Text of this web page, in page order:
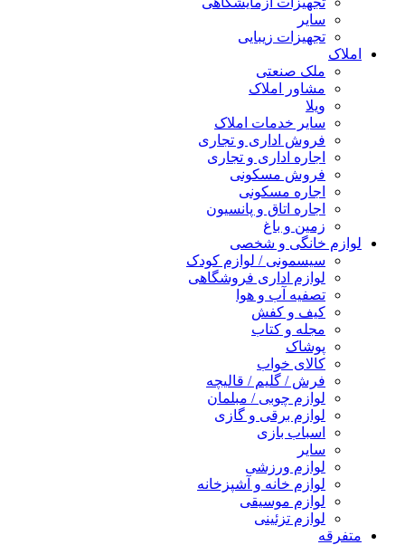
سایر
تجهیزات زیبایی
املاک
ملک صنعتی
مشاور املاک
ویلا
سایر خدمات املاک
فروش اداری و تجاری
اجاره اداری و تجاری
فروش مسکونی
اجاره مسکونی
اجاره اتاق و پانسیون
زمین و باغ
لوازم خانگی و شخصی
سیسمونی / لوازم کودک
لوازم اداری فروشگاهی
تصفیه آب و هوا
کیف و کفش
مجله و کتاب
پوشاک
کالای خواب
فرش / گلیم / قالیچه
لوازم چوبی / مبلمان
لوازم برقی و گازی
اسباب بازی
سایر
لوازم ورزشی
لوازم خانه و آشپزخانه
لوازم موسیقی
لوازم تزئینی
متفرقه